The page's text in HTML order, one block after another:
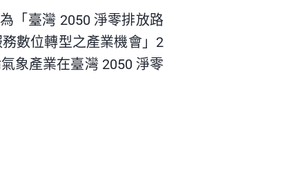
「 臺灣 2050 淨零排放路
數位轉型之產業機會」2
象產業在臺灣 2050 淨零